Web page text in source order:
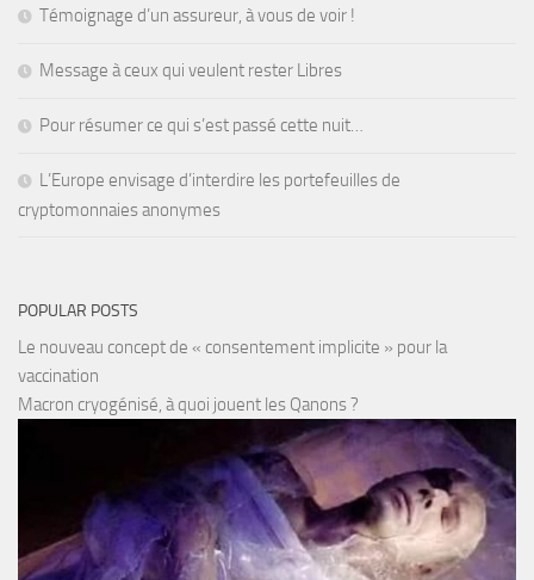
Témoignage d’un assureur, à vous de voir !
Message à ceux qui veulent rester Libres
Pour résumer ce qui s’est passé cette nuit…
L’Europe envisage d’interdire les portefeuilles de
cryptomonnaies anonymes
POPULAR POSTS
Le nouveau concept de « consentement implicite » pour la
vaccination
Macron cryogénisé, à quoi jouent les Qanons ?